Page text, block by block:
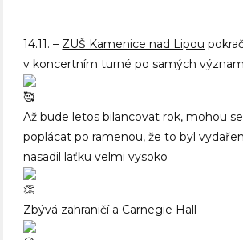
14.11. – ZUŠ Kamenice nad Lipou
v koncertním turné po samých
Až bude letos bilancovat rok, mohou
poplácat po ramenou, že to byl
nasadil laťku velmi vysoko
Zbývá zahraničí a Carnegie Hall